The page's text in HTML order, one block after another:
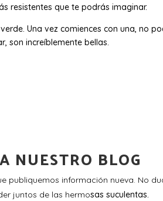
resistentes que te podrás imaginar.
Una vez comiences con una, no
son increíblemente bellas.
NUESTRO BLOG
publiquemos información nueva. No
juntos de las hermosas suculentas.